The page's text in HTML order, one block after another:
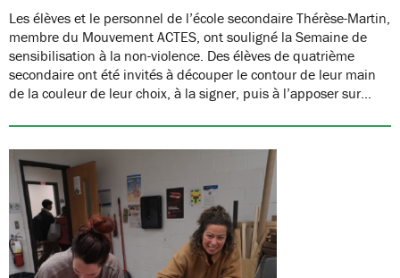
Les élèves et le personnel de l’école secondaire Thérèse-Martin,
membre du Mouvement ACTES, ont souligné la Semaine de
sensibilisation à la non-violence. Des élèves de quatrième
secondaire ont été invités à découper le contour de leur main
de la couleur de leur choix, à la signer, puis à l’apposer sur…